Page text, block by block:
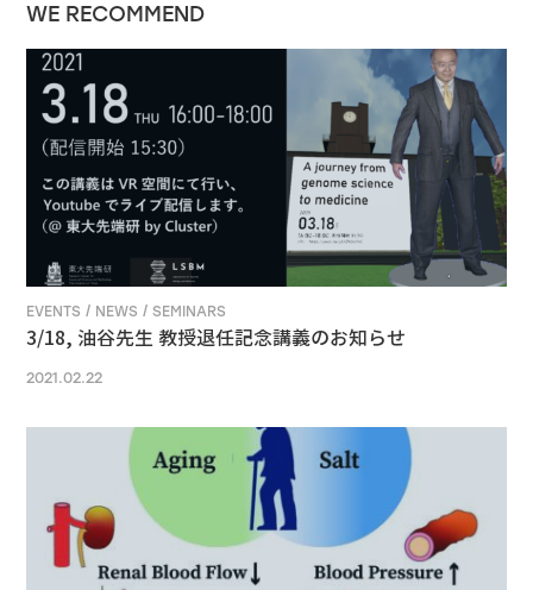
WE RECOMMEND
EVENTS / NEWS / SEMINARS
3/18, 油谷先生 教授退任記念講義のお知らせ
2021.02.22